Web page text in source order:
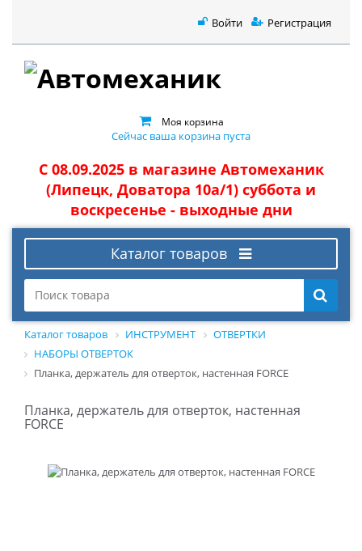
Войти Регистрация
Моя корзина
Сейчас ваша корзина пуста
С 08.09.2025 в магазине Автомеханик
(Липецк, Доватора 10а/1) суббота и
воскресенье - выходные дни
Каталог товаров
Каталог товаров ИНСТРУМЕНТ
ОТВЕРТКИ
НАБОРЫ ОТВЕРТОК
Планка, держатель для отверток, настенная FORCE
Планка, держатель для отверток, настенная
FORCE